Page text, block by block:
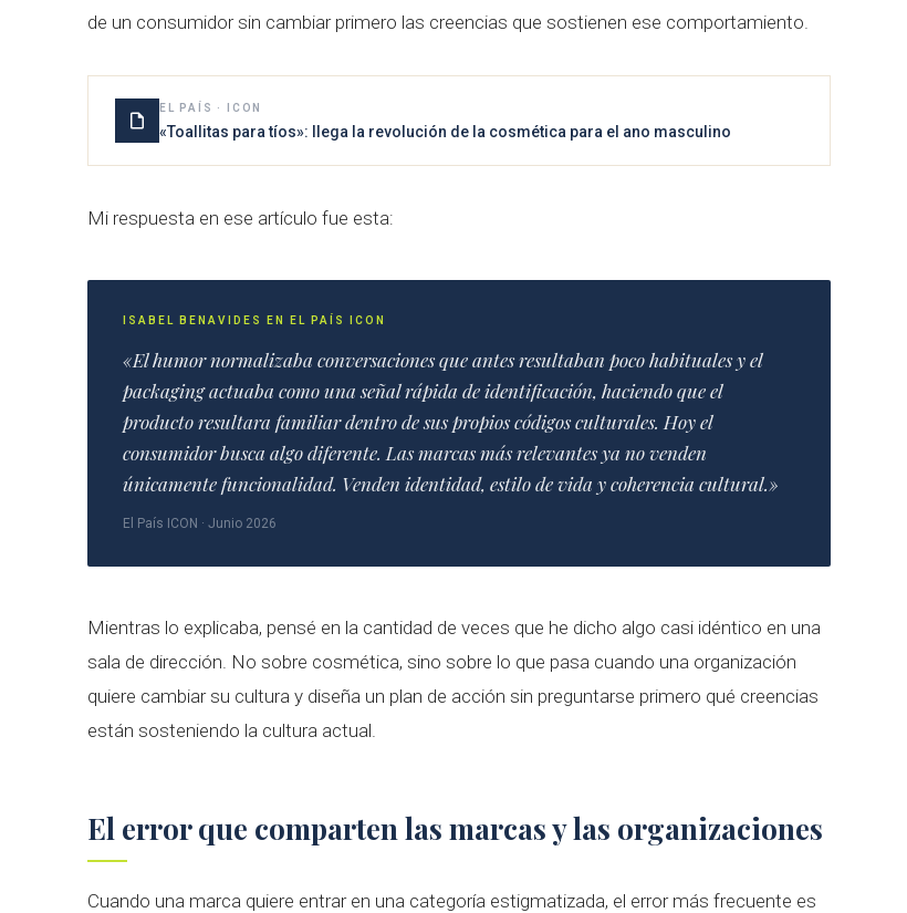
de un consumidor sin cambiar primero las creencias que sostienen ese comportamiento.
EL PAÍS · ICON
«Toallitas para tíos»: llega la revolución de la cosmética para el ano masculino
Mi respuesta en ese artículo fue esta:
ISABEL BENAVIDES EN EL PAÍS ICON
«El humor normalizaba conversaciones que antes resultaban poco habituales y el
packaging actuaba como una señal rápida de identificación, haciendo que el
producto resultara familiar dentro de sus propios códigos culturales. Hoy el
consumidor busca algo diferente. Las marcas más relevantes ya no venden
únicamente funcionalidad. Venden identidad, estilo de vida y coherencia cultural.»
El País ICON · Junio 2026
Mientras lo explicaba, pensé en la cantidad de veces que he dicho algo casi idéntico en una
sala de dirección. No sobre cosmética, sino sobre lo que pasa cuando una organización
quiere cambiar su cultura y diseña un plan de acción sin preguntarse primero qué creencias
están sosteniendo la cultura actual.
El error que comparten las marcas y las organizaciones
Cuando una marca quiere entrar en una categoría estigmatizada, el error más frecuente es